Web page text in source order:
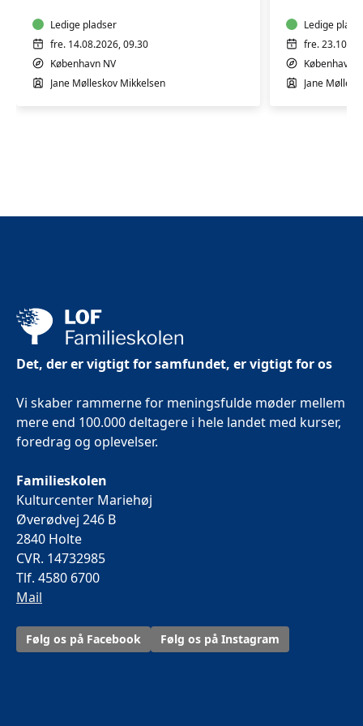
2-
4
år
Ledige pladser
fre. 14.08.2026, 09.30
København NV
Jane Mølleskov Mikkelsen
2-
4
år
Ledige
fre.
København
Jane
Det, der er vigtigt for samfundet, er vigtigt for os
Vi skaber rammerne for meningsfulde møder mellem
mere end 100.000 deltagere i hele landet med kurser,
foredrag og oplevelser.
Familieskolen
Kulturcenter Mariehøj
Øverødvej 246 B
2840 Holte
CVR. 14732985
Tlf. 4580 6700
Mail
Følg os på Facebook Følg os på Instagram